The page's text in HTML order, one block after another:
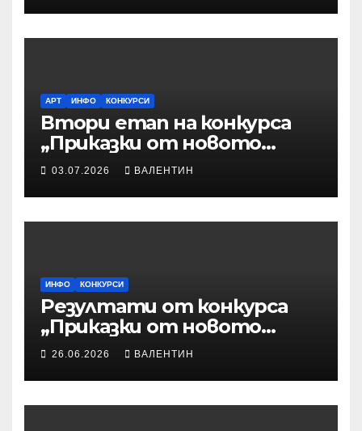
АРТ ИНФО КОНКУРСИ
Втори етап на конкурса
„Приказки от новото
време“ – Илюстрации към
03.07.2026 ВАЛЕНТИН
ИНФО КОНКУРСИ
Резултати от конкурса
„Приказки от новото
време“
26.06.2026 ВАЛЕНТИН